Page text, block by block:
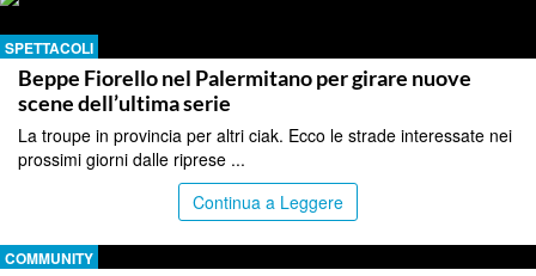
SPETTACOLI
Beppe Fiorello nel Palermitano per girare nuove
scene dell’ultima serie
La troupe in provincia per altri ciak. Ecco le strade interessate nei
prossimi giorni dalle riprese ...
Continua a Leggere
COMMUNITY